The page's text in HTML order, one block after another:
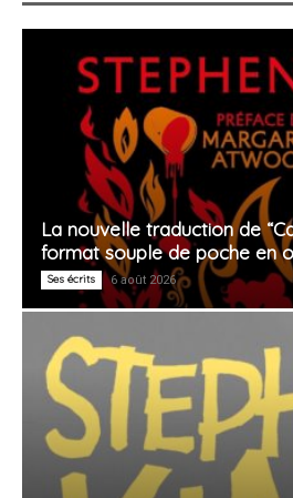
La nouvelle traduction de
format souple de poche en
Ses écrits 6 août 2026